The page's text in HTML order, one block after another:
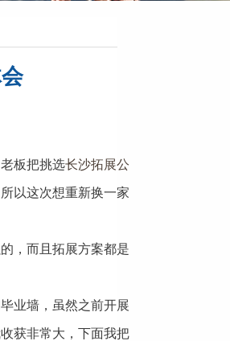
板把挑选长沙拓展公
以这次想重新换一家
，而且拓展方案都是
业墙，虽然之前开展
获非常大，下面我把